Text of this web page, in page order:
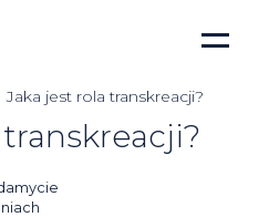
Jaka jest rola transkreacji?